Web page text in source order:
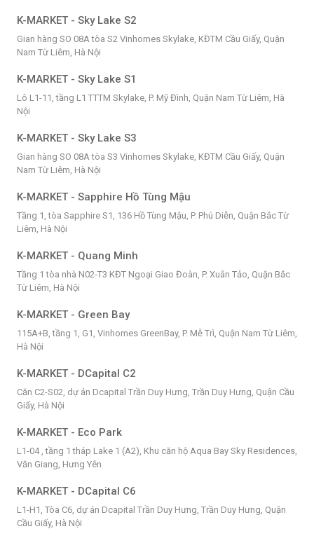
K-MARKET - Sky Lake S2
Gian hàng SO 08A tòa S2 Vinhomes Skylake, KĐTM Cầu Giấy, Quận
Nam Từ Liêm, Hà Nội
K-MARKET - Sky Lake S1
Lô L1-11, tầng L1 TTTM Skylake, P. Mỹ Đình, Quận Nam Từ Liêm, Hà
Nội
K-MARKET - Sky Lake S3
Gian hàng SO 08A tòa S3 Vinhomes Skylake, KĐTM Cầu Giấy, Quận
Nam Từ Liêm, Hà Nội
K-MARKET - Sapphire Hồ Tùng Mậu
Tầng 1, tòa Sapphire S1, 136 Hồ Tùng Mậu, P. Phú Diễn, Quận Bắc Từ
Liêm, Hà Nội
K-MARKET - Quang Minh
Tầng 1 tòa nhà N02-T3 KĐT Ngoại Giao Đoàn, P. Xuân Tảo, Quận Bắc
Từ Liêm, Hà Nội
K-MARKET - Green Bay
115A+B, tầng 1, G1, Vinhomes GreenBay, P. Mễ Trì, Quận Nam Từ Liêm,
Hà Nội
K-MARKET - DCapital C2
Căn C2-S02, dự án Dcapital Trần Duy Hưng, Trần Duy Hưng, Quận Cầu
Giấy, Hà Nội
K-MARKET - Eco Park
L1-04 , tầng 1 tháp Lake 1 (A2), Khu căn hộ Aqua Bay Sky Residences,
Văn Giang, Hưng Yên
K-MARKET - DCapital C6
L1-H1, Tòa C6, dự án Dcapital Trần Duy Hưng, Trần Duy Hưng, Quận
Cầu Giấy, Hà Nội